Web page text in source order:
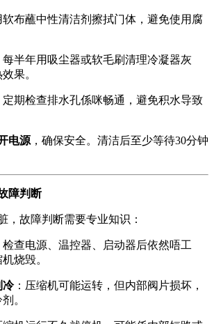
软布蘸中性清洁剂擦拭门体，避免使用腐
每半年用吸尘器或软毛刷清理冷凝器灰
果。
定期检查排水孔係咪畅通，避免积水导致
电源 ，确保安全。清洁后至少等待30分钟
障判断
，故障判断需要专业知识：
检查电源、温控器、启动器后依然唔工
烧毁。
冷：压缩机可能运转，但内部阀片损坏，
。